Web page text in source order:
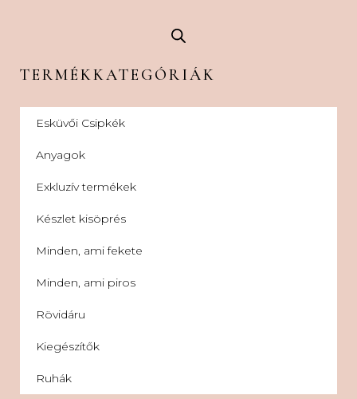
TERMÉKKATEGÓRIÁK
Esküvői Csipkék
Anyagok
Exkluzív termékek
Készlet kisöprés
Minden, ami fekete
Minden, ami piros
Rövidáru
Kiegészítők
Ruhák